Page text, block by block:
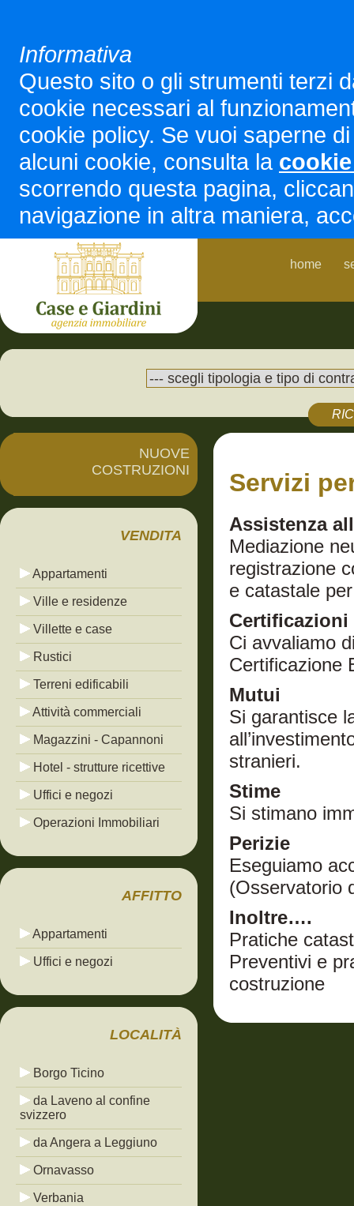
Informativa
Questo sito o gli strumenti terzi
cookie necessari al
cookie policy. Se vuoi saperne
alcuni cookie, consulta la
scorrendo questa pagina,
navigazione in altra maniera,
home
NUOVE
COSTRUZIONI
VENDITA
Appartamenti
Ville e residenze
Villette e case
Rustici
Terreni edificabili
Attività commerciali
Magazzini - Capannoni
Hotel - strutture ricettive
Uffici e negozi
Operazioni Immobiliari
AFFITTO
Appartamenti
Uffici e negozi
LOCALITÀ
Borgo Ticino
da Laveno al confine
svizzero
da Angera a Leggiuno
Ornavasso
Verbania
Servizi
Assistenza
Mediazione
registrazione
e catastale
Certificazioni
Ci avvaliamo
Certificazione
Mutui
Si garantisce
stranieri.
Stime
Si stimano
Perizie
Eseguiamo
(Osservatorio
Inoltre….
Pratiche
Preventivi e
costruzione